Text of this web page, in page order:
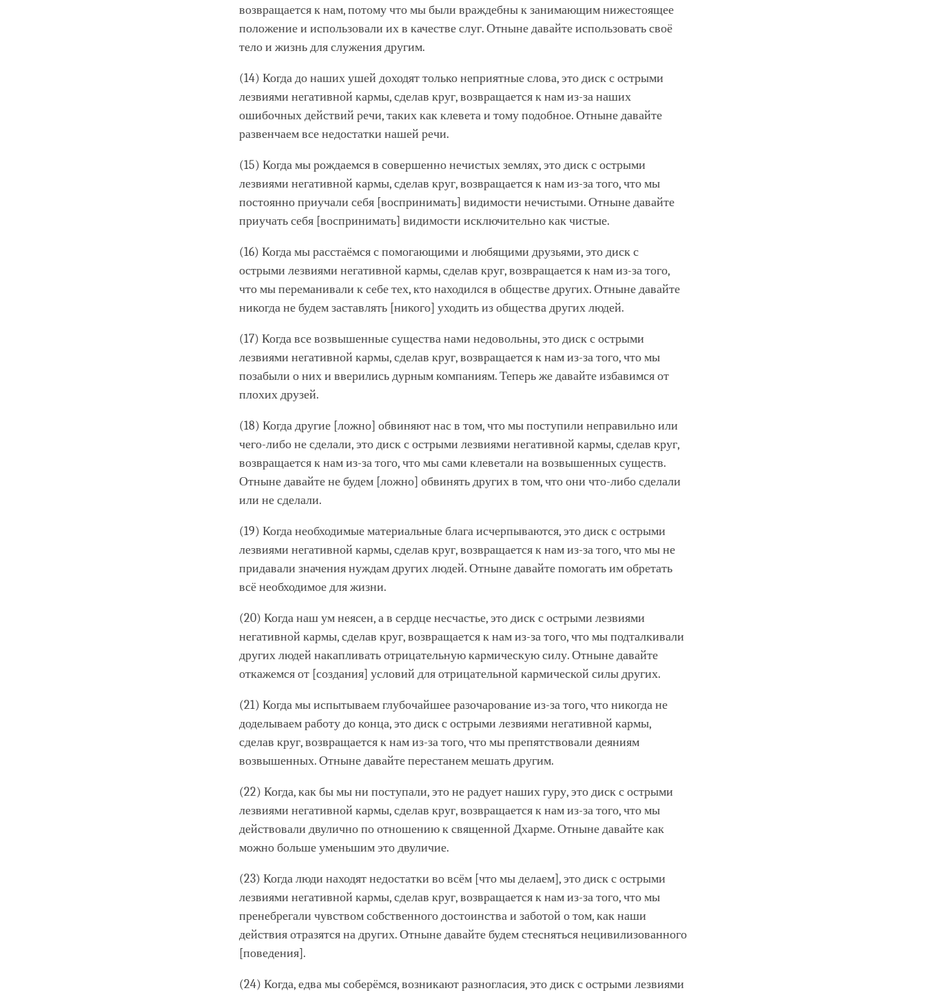
возвращается к нам, потому что мы были враждебны к занимающим нижестоящее
положение и использовали их в качестве слуг. Отныне давайте использовать своё
тело и жизнь для служения другим.
(14) Когда до наших ушей доходят только неприятные слова, это диск с острыми
лезвиями негативной кармы, сделав круг, возвращается к нам из-за наших
ошибочных действий речи, таких как клевета и тому подобное. Отныне давайте
развенчаем все недостатки нашей речи.
(15) Когда мы рождаемся в совершенно нечистых землях, это диск с острыми
лезвиями негативной кармы, сделав круг, возвращается к нам из-за того, что мы
постоянно приучали себя [воспринимать] видимости нечистыми. Отныне давайте
приучать себя [воспринимать] видимости исключительно как чистые.
(16) Когда мы расстаёмся с помогающими и любящими друзьями, это диск с
острыми лезвиями негативной кармы, сделав круг, возвращается к нам из-за того,
что мы переманивали к себе тех, кто находился в обществе других. Отныне давайте
никогда не будем заставлять [никого] уходить из общества других людей.
(17) Когда все возвышенные существа нами недовольны, это диск с острыми
лезвиями негативной кармы, сделав круг, возвращается к нам из-за того, что мы
позабыли о них и вверились дурным компаниям. Теперь же давайте избавимся от
плохих друзей.
(18) Когда другие [ложно] обвиняют нас в том, что мы поступили неправильно или
чего-либо не сделали, это диск с острыми лезвиями негативной кармы, сделав круг,
возвращается к нам из-за того, что мы сами клеветали на возвышенных существ.
Отныне давайте не будем [ложно] обвинять других в том, что они что-либо сделали
или не сделали.
(19) Когда необходимые материальные блага исчерпываются, это диск с острыми
лезвиями негативной кармы, сделав круг, возвращается к нам из-за того, что мы не
придавали значения нуждам других людей. Отныне давайте помогать им обретать
всё необходимое для жизни.
(20) Когда наш ум неясен, а в сердце несчастье, это диск с острыми лезвиями
негативной кармы, сделав круг, возвращается к нам из-за того, что мы подталкивали
других людей накапливать отрицательную кармическую силу. Отныне давайте
откажемся от [создания] условий для отрицательной кармической силы других.
(21) Когда мы испытываем глубочайшее разочарование из-за того, что никогда не
доделываем работу до конца, это диск с острыми лезвиями негативной кармы,
сделав круг, возвращается к нам из-за того, что мы препятствовали деяниям
возвышенных. Отныне давайте перестанем мешать другим.
(22) Когда, как бы мы ни поступали, это не радует наших гуру, это диск с острыми
лезвиями негативной кармы, сделав круг, возвращается к нам из-за того, что мы
действовали двулично по отношению к священной Дхарме. Отныне давайте как
можно больше уменьшим это двуличие.
(23) Когда люди находят недостатки во всём [что мы делаем], это диск с острыми
лезвиями негативной кармы, сделав круг, возвращается к нам из-за того, что мы
пренебрегали чувством собственного достоинства и заботой о том, как наши
действия отразятся на других. Отныне давайте будем стесняться нецивилизованного
[поведения].
(24) Когда, едва мы соберёмся, возникают разногласия, это диск с острыми лезвиями